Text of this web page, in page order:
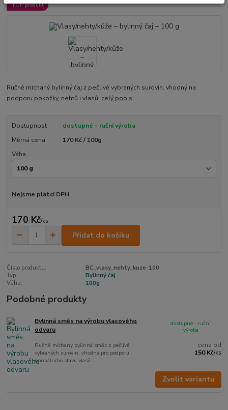
TOP produkt
Ručně míchaný bylinný čaj z pečlivě vybraných surovin, vhodný na
podporu pokožky, nehtů i vlasů. celý popis
Dostupnost
dostupné - ruční výroba
Měrná cena
170 Kč / 100g
Váha
Nejsme plátci DPH
170 Kč/ks
Přidat do košíku
Číslo produktu:
BC_vlasy_nehty_kuze-100
Typ:
Bylinný čaj
Váha:
100g
Podobné produkty
Bylinná směs na výrobu vlasového
odvaru
Ručně míchaný bylinná směs z pečlivě
vybraných surovin, vhodná pro podporu
normálního stavu vlasů.
cena od
150 Kč/ks
dostupné - ruční
výroba
Zvolit variantu